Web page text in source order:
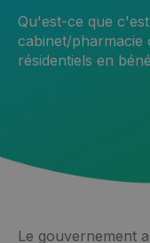
Qu'est-ce que
cabinet/pharmacie
résidentiels en
Le gouvernement